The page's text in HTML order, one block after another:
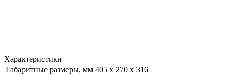
Характеристики
Габаритные размеры, мм 405 х 270 х 316